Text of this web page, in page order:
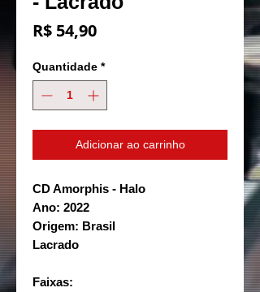
R$ 54,90Preço
Quantidade *
Adicionar ao carrinho
CD Amorphis - Halo
Ano: 2022
Origem: Brasil
Lacrado
Faixas: